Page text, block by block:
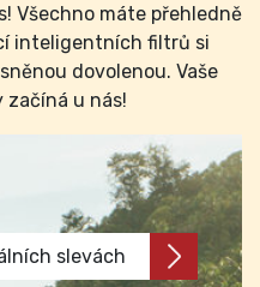
Všechno máte přehledně
inteligentních filtrů si
dovolenou. Vaše
začíná u nás!
slevách